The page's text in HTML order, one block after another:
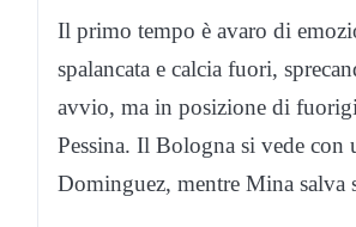
Il primo tempo è avaro di
spalancata e calcia fuori,
avvio, ma in posizione di
Pessina. Il Bologna si vede con
Dominguez, mentre Mina salva